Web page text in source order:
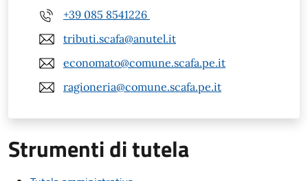
+39 085 8541226
tributi.scafa@anutel.it
economato@comune.scafa.pe.it
ragioneria@comune.scafa.pe.it
Strumenti di tutela